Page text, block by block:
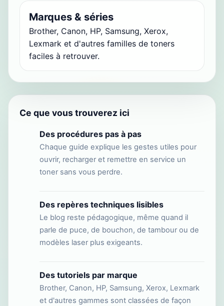
Marques & séries
Brother, Canon, HP, Samsung, Xerox,
Lexmark et d'autres familles de toners
faciles à retrouver.
Ce que vous trouverez ici
Des procédures pas à pas
Chaque guide explique les gestes utiles pour
ouvrir, recharger et remettre en service un
toner sans vous perdre.
Des repères techniques lisibles
Le blog reste pédagogique, même quand il
parle de puce, de bouchon, de tambour ou de
modèles laser plus exigeants.
Des tutoriels par marque
Brother, Canon, HP, Samsung, Xerox, Lexmark
et d'autres gammes sont classées de façon